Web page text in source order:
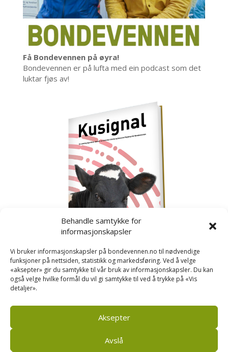
Behandle samtykke for
informasjonskapsler
Vi bruker informasjonskapsler på bondevennen.no til nødvendige
funksjoner på nettsiden, statistikk og markedsføring. Ved å velge
«aksepter» gir du samtykke til vår bruk av informasjonskapsler. Du kan
også velge hvilke formål du vil gi samtykke til ved å trykke på «Vis
detaljer».
Aksepter
Avslå
Få Bondevennen på øyra!
Bondevennen er på lufta med ein podcast som det
luktar fjøs av!
Kusignal